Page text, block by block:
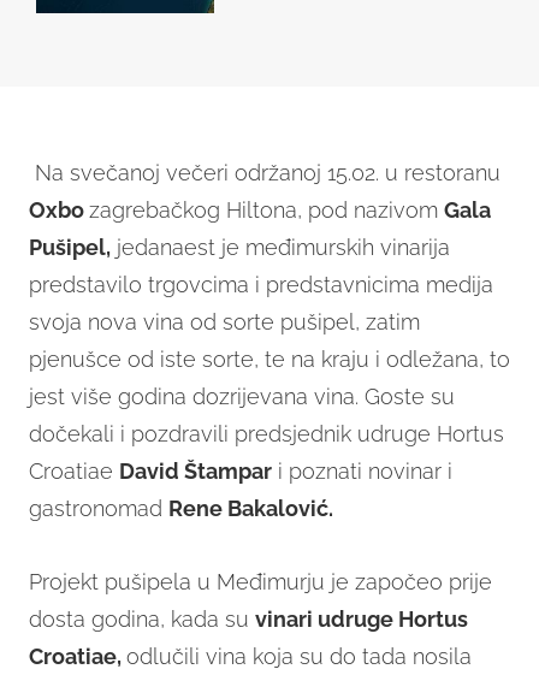
Na svečanoj večeri održanoj 15.02. u restoranu
Oxbozagrebačkog Hiltona, pod nazivom Gala
Pušipel, jedanaest je međimurskih vinarija
predstavilo trgovcima i predstavnicima medija
svoja nova vina od sorte pušipel, zatim
pjenušce od iste sorte, te na kraju i odležana, to
jest više godina dozrijevana vina. Goste su
dočekali i pozdravili predsjednik udruge Hortus
Croatiae David Štampar i poznati novinar i
gastronomad Rene Bakalović.
Projekt pušipela u Međimurju je započeo prije
dosta godina, kada su vinari udruge Hortus
Croatiae,odlučili vina koja su do tada nosila